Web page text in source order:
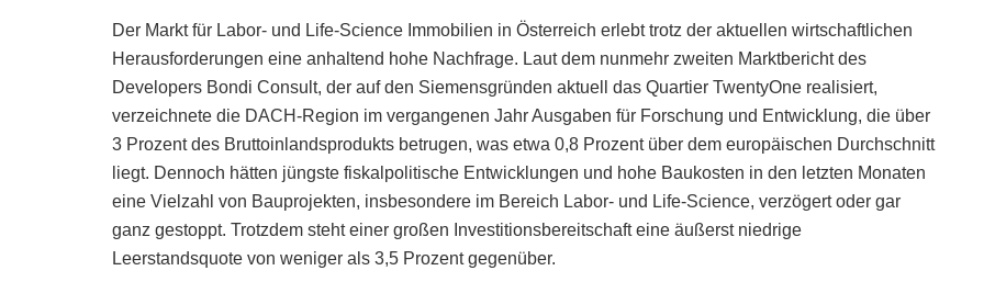
Der Markt für Labor- und Life-Science Immobilien in Österreich erlebt trotz der aktuellen wirtschaftlichen
Herausforderungen eine anhaltend hohe Nachfrage. Laut dem nunmehr zweiten Marktbericht des
Developers Bondi Consult, der auf den Siemensgründen aktuell das Quartier TwentyOne realisiert,
verzeichnete die DACH-Region im vergangenen Jahr Ausgaben für Forschung und Entwicklung, die über
3 Prozent des Bruttoinlandsprodukts betrugen, was etwa 0,8 Prozent über dem europäischen Durchschnitt
liegt. Dennoch hätten jüngste fiskalpolitische Entwicklungen und hohe Baukosten in den letzten Monaten
eine Vielzahl von Bauprojekten, insbesondere im Bereich Labor- und Life-Science, verzögert oder gar
ganz gestoppt. Trotzdem steht einer großen Investitionsbereitschaft eine äußerst niedrige
Leerstandsquote von weniger als 3,5 Prozent gegenüber.